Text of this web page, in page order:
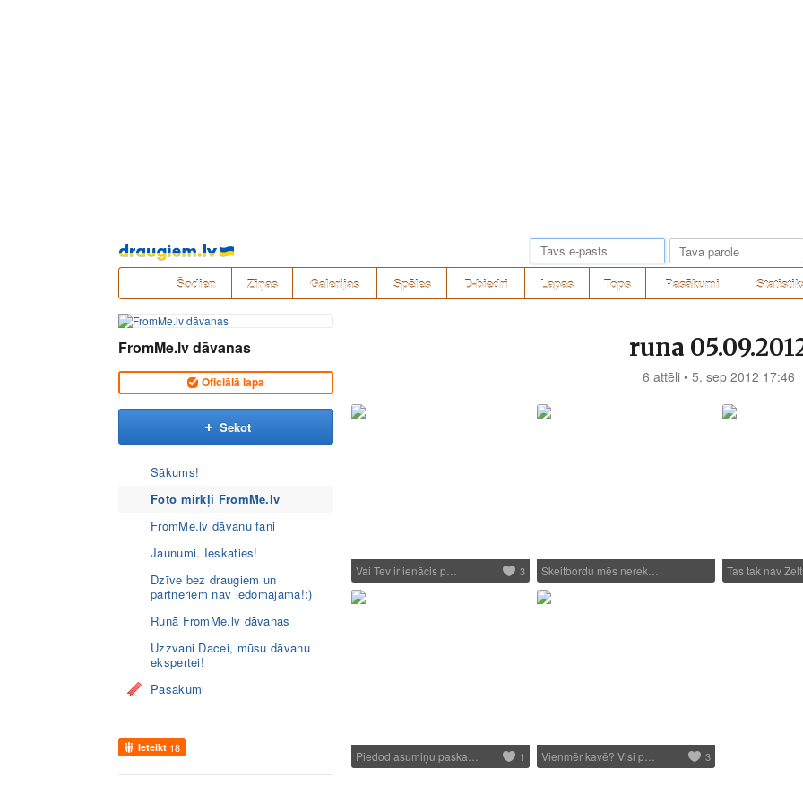
Pāriet
uz
saturu
Šodien Ziņas Galerijas Spēles D-biedri Lapas Tops Pasākumi
FromMe.lv dāvanas
Oficiālā lapa
Sekot
Sākums!
Foto mirkļi FromMe.lv
FromMe.lv dāvanu fani
Jaunumi. Ieskaties!
Dzīve bez draugiem un
partneriem nav iedomājama!:)
Runā FromMe.lv dāvanas
Uzzvani Dacei, mūsu dāvanu
ekspertei!
Pasākumi
Ieteikt 18
runa
6 attēli • 5. sep 2012 17:46
Vai Tev ir ienācis p… 3 Skeitbordu mēs nerek… Tas tak nav
Piedod asumiņu paska… 1 Vienmēr kavē? Visi p… 3